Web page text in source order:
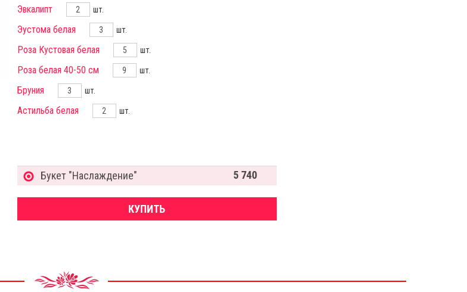
Эвкалипт шт.
Эустома белая шт.
Роза Кустовая белая шт.
Роза белая 40-50 см шт.
Бруния шт.
Астильба белая шт.
Букет "Наслаждение" 5 740
КУПИТЬ